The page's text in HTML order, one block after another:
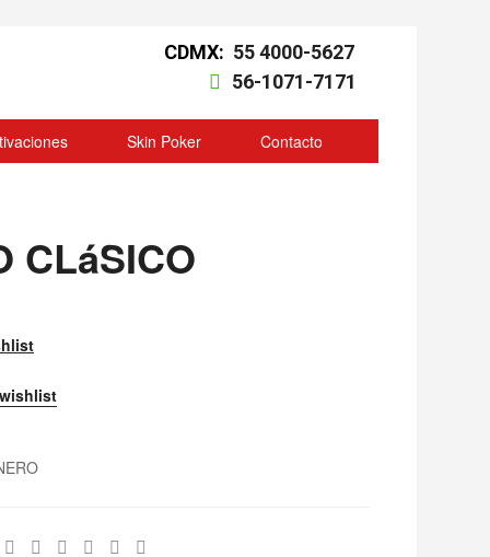
CDMX: 55 4000-5627
56-1071-7171
Skin Poker Contacto
CLáSICO